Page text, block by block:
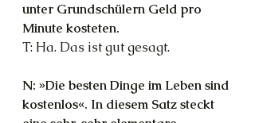
unter Grundschülern Geld pro
Minute kosteten.
T: Ha. Das ist gut gesagt.
N: »Die besten Dinge im Leben sind
kostenlos«. In diesem Satz steckt